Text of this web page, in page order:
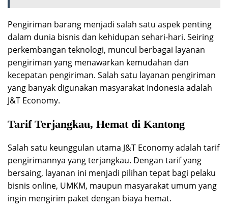
Pengiriman barang menjadi salah satu aspek penting
dalam dunia bisnis dan kehidupan sehari-hari. Seiring
perkembangan teknologi, muncul berbagai layanan
pengiriman yang menawarkan kemudahan dan
kecepatan pengiriman. Salah satu layanan pengiriman
yang banyak digunakan masyarakat Indonesia adalah
J&T Economy.
Tarif Terjangkau, Hemat di Kantong
Salah satu keunggulan utama J&T Economy adalah tarif
pengirimannya yang terjangkau. Dengan tarif yang
bersaing, layanan ini menjadi pilihan tepat bagi pelaku
bisnis online, UMKM, maupun masyarakat umum yang
ingin mengirim paket dengan biaya hemat.